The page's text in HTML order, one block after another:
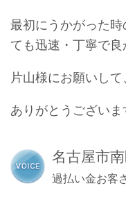
最初にうかがった
ても迅速・丁寧で良
片山様にお願いして
ありがとうございま
名古屋市
過払い金お客